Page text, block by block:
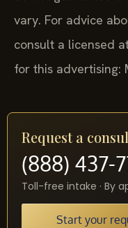
vary. For advice
consult a licensed
for this advertising:
Request a
(888) 437-
Toll-free intake · By
Start your